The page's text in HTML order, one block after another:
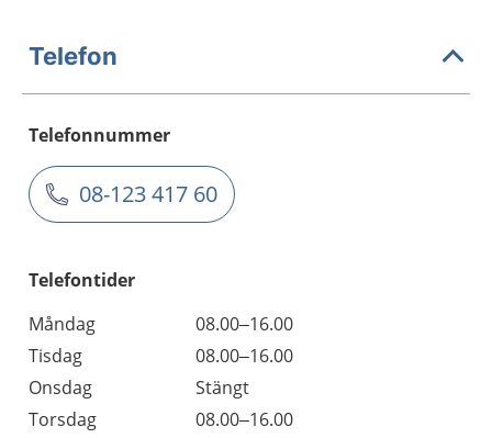
Telefon
Telefonnummer
08-123 417 60
Telefontider
Måndag
08.00–16.00
Tisdag
08.00–16.00
Onsdag
Stängt
Torsdag
08.00–16.00